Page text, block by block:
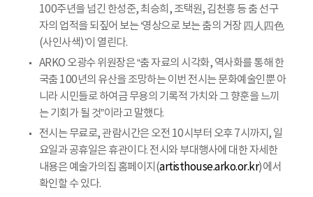
100주년을 넘긴 한성준, 최승희, 조택원, 김천흥 등 춤 선구
자의 업적을 되짚어 보는 ‘영상으로 보는 춤의 거장 四人四色
(사인사색)’이 열린다.
ARKO 오광수 위원장은 “춤 자료의 시각화, 역사화를 통해 한
국춤 100년의 유산을 조망하는 이번 전시는 문화예술인뿐 아
니라 시민들로 하여금 무용의 기록적 가치와 그 향훈을 느끼
는 기회가 될 것”이라고 말했다.
전시는 무료로, 관람시간은 오전 10시부터 오후 7시까지, 일
요일과 공휴일은 휴관이다. 전시와 부대행사에 대한 자세한
내용은 예술가의집 홈페이지(artisthouse.arko.or.kr)에서
확인할 수 있다.